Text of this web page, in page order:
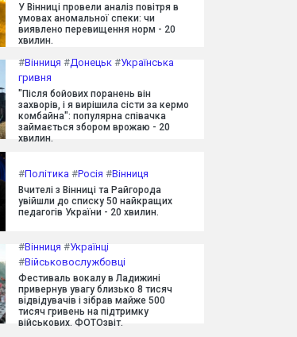
У Вінниці провели аналіз повітря в
умовах аномальної спеки: чи
виявлено перевищення норм - 20
хвилин.
#Вінниця #Донецьк #Українська
гривня
"Після бойових поранень він
захворів, і я вирішила сісти за кермо
комбайна": популярна співачка
займається збором врожаю - 20
хвилин.
#Політика #Росія #Вінниця
Вчителі з Вінниці та Райгорода
увійшли до списку 50 найкращих
педагогів України - 20 хвилин.
#Вінниця #Українці
#Військовослужбовці
Фестиваль вокалу в Ладижині
привернув увагу близько 8 тисяч
відвідувачів і зібрав майже 500
тисяч гривень на підтримку
військових. ФОТОзвіт.